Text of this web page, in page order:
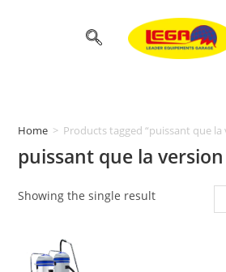
Home > Products tagged “puissant que la
puissant que la
Showing the single result